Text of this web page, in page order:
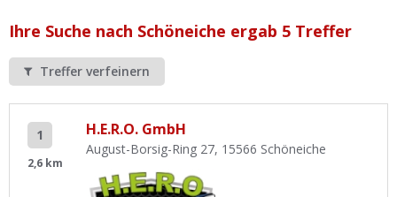
Werkstatt Login
Ihre Suche nach Schöneiche ergab 5 Treffer
Treffer verfeinern
1
2,6 km
H.E.R.O. GmbH
August-Borsig-Ring 27, 15566 Schöneiche